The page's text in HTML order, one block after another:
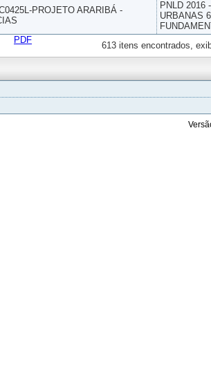
PROJETO ARARIBÁ -
PNLD 2016
URBANAS
613 itens encontrados,
PDF